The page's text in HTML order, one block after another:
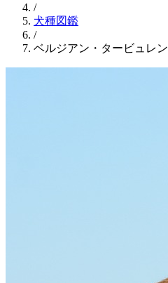
/
犬種図鑑
/
ベルジアン・タービュレン